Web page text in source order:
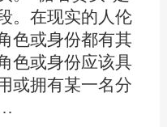
。在现实的人伦
色或身份都有其
色或身份应该具
或拥有某一名分